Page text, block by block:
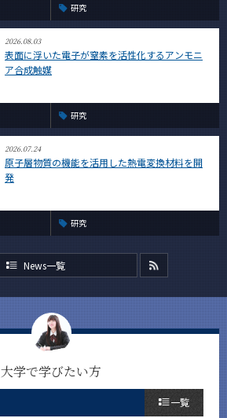
研究
2026.08.03
表面に浮いた電子が窒素を活性化するアンモニ
ア合成触媒
研究
2026.07.24
原子層物質の機能を活用した熱電変換材料を開
発
研究
News一覧
大学で学びたい方
一覧